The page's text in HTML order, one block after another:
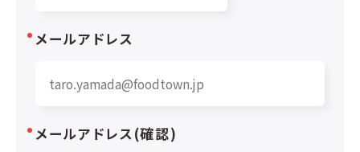
メールアドレス
メールアドレス(確認)